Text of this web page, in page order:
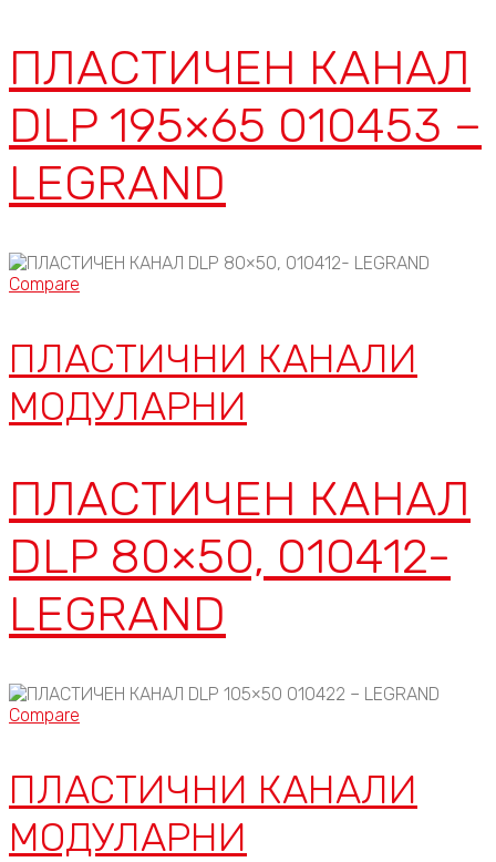
ПЛАСТИЧЕН КАНАЛ
DLP 195×65 010453 –
LEGRAND
Compare
ПЛАСТИЧНИ КАНАЛИ
МОДУЛАРНИ
ПЛАСТИЧЕН КАНАЛ
DLP 80×50, 010412-
LEGRAND
Compare
ПЛАСТИЧНИ КАНАЛИ
МОДУЛАРНИ